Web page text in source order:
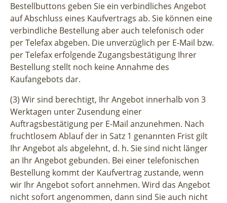
Bestellbuttons geben Sie ein verbindliches Angebot
auf Abschluss eines Kaufvertrags ab. Sie können eine
verbindliche Bestellung aber auch telefonisch oder
per Telefax abgeben. Die unverzüglich per E-Mail bzw.
per Telefax erfolgende Zugangsbestätigung Ihrer
Bestellung stellt noch keine Annahme des
Kaufangebots dar.
(3) Wir sind berechtigt, Ihr Angebot innerhalb von 3
Werktagen unter Zusendung einer
Auftragsbestätigung per E-Mail anzunehmen. Nach
fruchtlosem Ablauf der in Satz 1 genannten Frist gilt
Ihr Angebot als abgelehnt, d. h. Sie sind nicht länger
an Ihr Angebot gebunden. Bei einer telefonischen
Bestellung kommt der Kaufvertrag zustande, wenn
wir Ihr Angebot sofort annehmen. Wird das Angebot
nicht sofort angenommen, dann sind Sie auch nicht